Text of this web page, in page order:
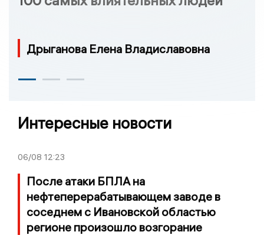
Дрыганова Елена Владиславовна
Интересные новости
06/08 12:23
После атаки БПЛА на
нефтеперерабатывающем заводе в
соседнем с Ивановской областью
регионе произошло возгорание